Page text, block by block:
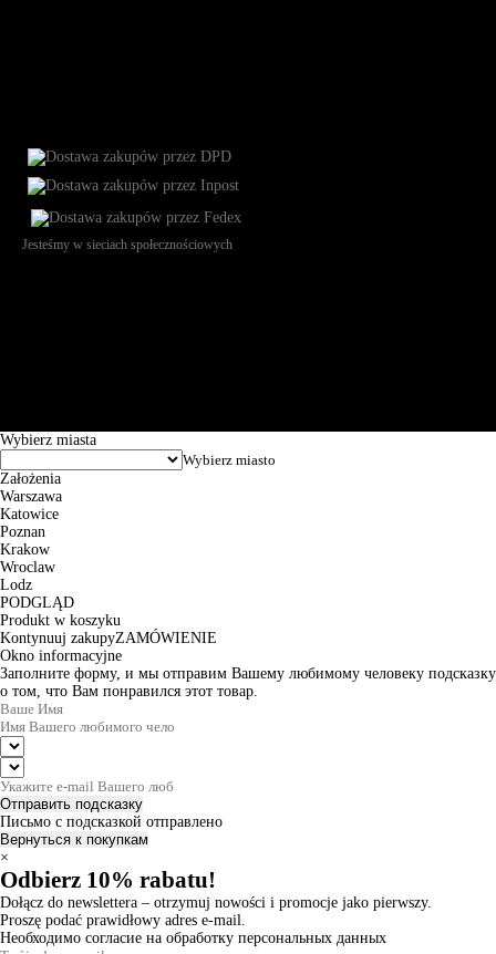
Jesteśmy w sieciach społecznościowych
Wybierz miasta
Założenia
Warszawa
Katowice
Poznan
Krakow
Wroclaw
Lodz
PODGLĄD
Produkt w koszyku
Kontynuuj zakupyZAMÓWIENIE
Okno informacyjne
Заполните форму, и мы отправим Вашему любимому человеку подсказку
о том, что Вам понравился этот товар.
Отправить подсказку
Письмо с подсказкой отправлено
Вернуться к покупкам
×
Odbierz 10% rabatu!
Dołącz do newslettera – otrzymuj nowości i promocje jako pierwszy.
Proszę podać prawidłowy adres e-mail.
Необходимо согласие на обработку персональных данных